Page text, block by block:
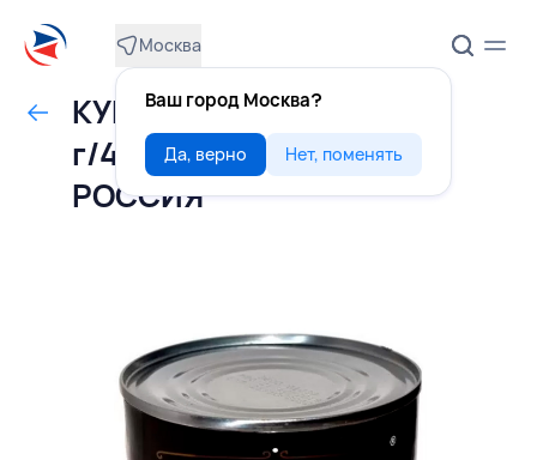
Москва
Ваш город Москва?
Да, верно Нет, поменять
КУКУРУЗА сладкая 340
г/425 мл, БОЯРИНЪ,
РОССИЯ